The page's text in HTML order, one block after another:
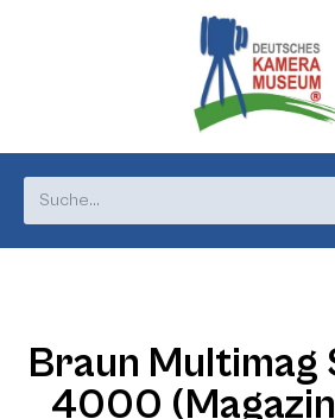
Braun Multimag
4000